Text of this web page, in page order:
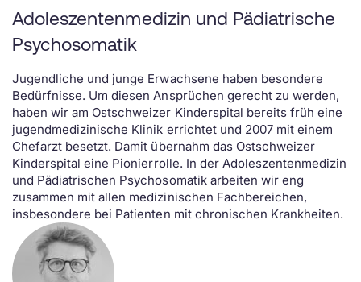
Adoleszentenmedizin und Pädiatrische
Psychosomatik
Jugendliche und junge Erwachsene haben besondere
Bedürfnisse. Um diesen Ansprüchen gerecht zu werden,
haben wir am Ostschweizer Kinderspital bereits früh eine
jugendmedizinische Klinik errichtet und 2007 mit einem
Chefarzt besetzt. Damit übernahm das Ostschweizer
Kinderspital eine Pionierrolle. In der Adoleszentenmedizin
und Pädiatrischen Psychosomatik arbeiten wir eng
zusammen mit allen medizinischen Fachbereichen,
insbesondere bei Patienten mit chronischen Krankheiten.